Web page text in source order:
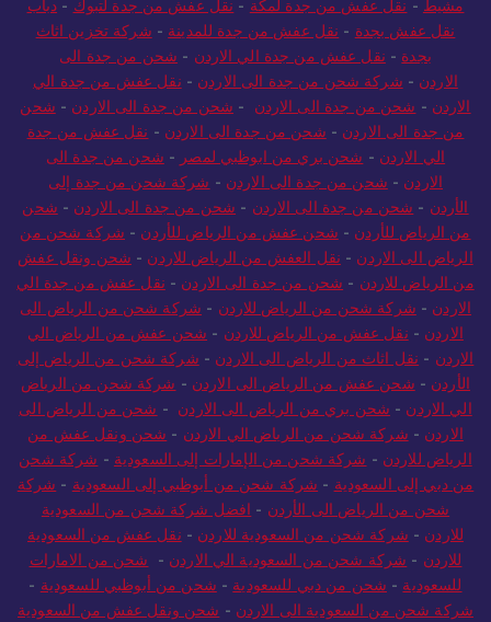
مشيط - نقل عفش من جدة لمكة - نقل عفش من جدة لتبوك - دباب
نقل عفش بجدة - نقل عفش من جدة للمدينة - شركة تخزين اثاث
بجدة - نقل عفش من جدة الي الاردن - شحن من جدة الى
الاردن - شركة شحن من جدة الى الاردن - نقل عفش من جدة الي
الاردن - شحن من جدة الى الاردن - شحن من جدة الى الاردن - شحن
من جدة الى الاردن - شحن من جدة الى الاردن - نقل عفش من جدة
الي الاردن - شحن بري من ابوظبي لمصر - شحن من جدة الى
الاردن - شحن من جدة الى الاردن - شركة شحن من جدة إلى
الأردن - شحن من جدة الى الاردن - شحن من جدة الى الاردن - شحن
من الرياض للأردن - شحن عفش من الرياض للأردن - شركة شحن من
الرياض الى الاردن - نقل العفش من الرياض للاردن - شحن ونقل عفش
من الرياض للاردن - شحن من جدة الى الاردن - نقل عفش من جدة الي
الاردن - شركة شحن من الرياض للاردن - شركة شحن من الرياض الى
الاردن - نقل عفش من الرياض للاردن - شحن عفش من الرياض الي
الاردن - نقل اثاث من الرياض الى الاردن - شركة شحن من الرياض إلى
الأردن - شحن عفش من الرياض الى الاردن - شركة شحن من الرياض
الي الاردن - شحن بري من الرياض الى الاردن - شحن من الرياض الى
الاردن - شركة شحن من الرياض الي الاردن - شحن ونقل عفش من
الرياض للاردن - شركة شحن من الإمارات إلى السعودية - شركة شحن
من دبي إلى السعودية - شركة شحن من أبوظبي إلى السعودية - شركة
شحن من الرياض الى الأردن - افضل شركة شحن من السعودية
للاردن - شركة شحن من السعودية للاردن - نقل عفش من السعودية
للاردن - شركة شحن من السعودية الي الاردن - شحن من الامارات
للسعودية - شحن من دبي للسعودية - شحن من أبوظبي للسعودية -
شركة شحن من السعودية الى الاردن - شحن ونقل عفش من السعودية